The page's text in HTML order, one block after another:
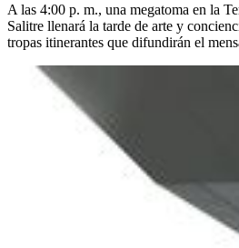
A las 4:00 p. m., una megatoma en la
Salitre llenará la tarde de arte y
tropas itinerantes que difundirán el